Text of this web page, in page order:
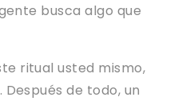
busca algo que
ritual usted mismo,
de todo, un